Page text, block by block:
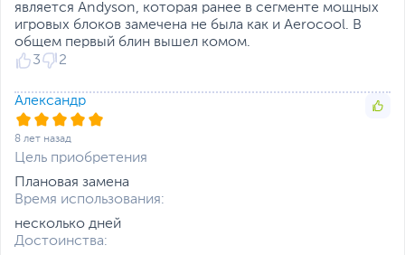
Размеры упаковки (Ш х В
х Г)
35.5 х 23 х 13.5 см
Вес изделия
Упаковка
Заводские данные
Срок гарантии (мес.)
Ссылка на сайт
Если вы заметили ошибку или неточность в описании товара,
пожалуйста, выделите текст с ошибкой и нажмите Ctrl+Enter.
является Andyson, которая ранее в сегменте мощных
игровых блоков замечена не была как и Aerocool. В
общем первый блин вышел комом.
3
2
Александр
8 лет назад
Цель приобретения
Плановая замена
Время использования:
несколько дней
Достоинства: